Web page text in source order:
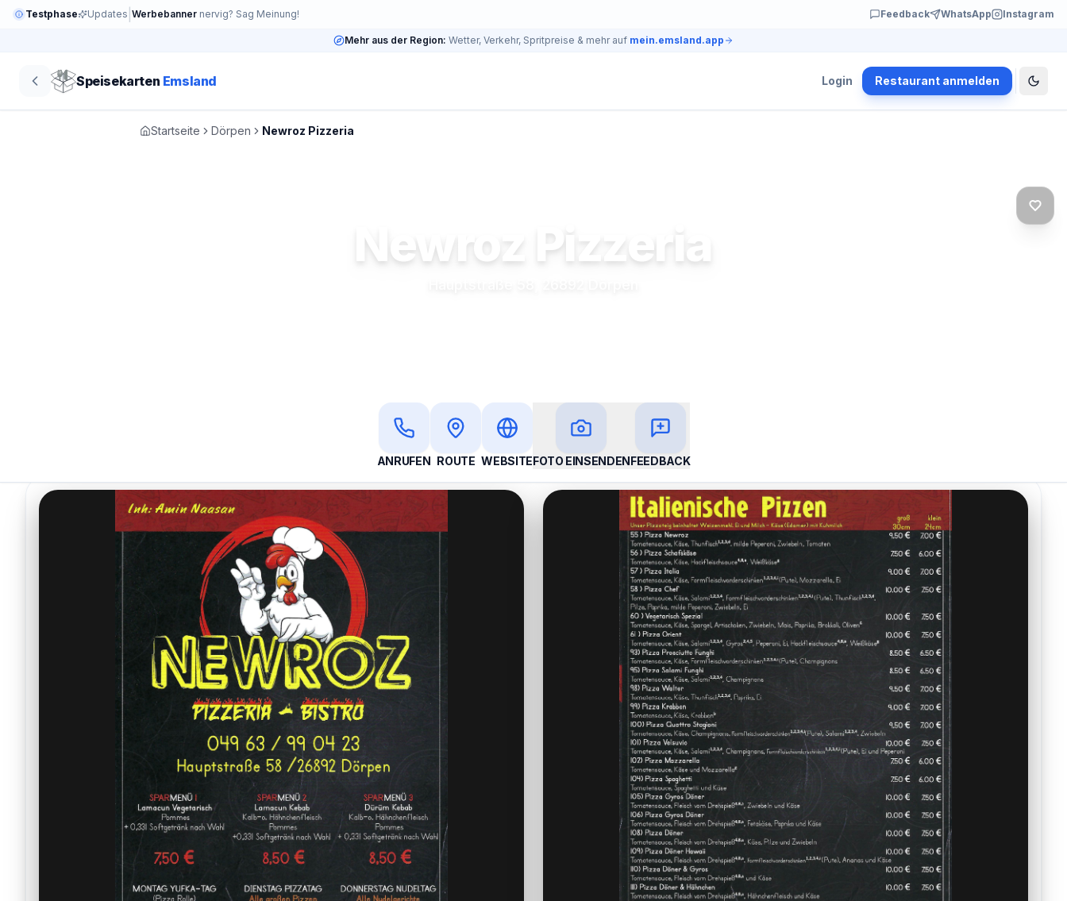
Testphase Updates Werbebanner nervig? Sag Meinung! Feedback WhatsApp Instagram
Mehr aus der Region: Wetter, Verkehr, Spritpreise & mehr auf mein.emsland.app
Speisekarten Emsland Login Restaurant anmelden
Startseite Dörpen Newroz Pizzeria
Newroz Pizzeria
ANRUFEN ROUTE WEBSITEFOTO EINSENDENFEEDBACK